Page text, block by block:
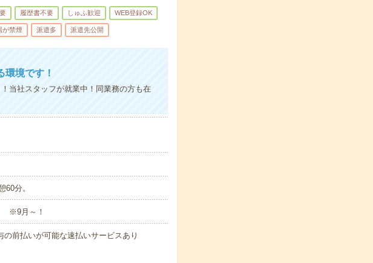
履歴書不要 しゅふ歓迎 WEB登録OK
が禁煙 派遣多 派遣先公開
境です！
当社スタッフが就業中！同業務の方も在
分。
※9月～！
前払いが可能な速払いサービスあり